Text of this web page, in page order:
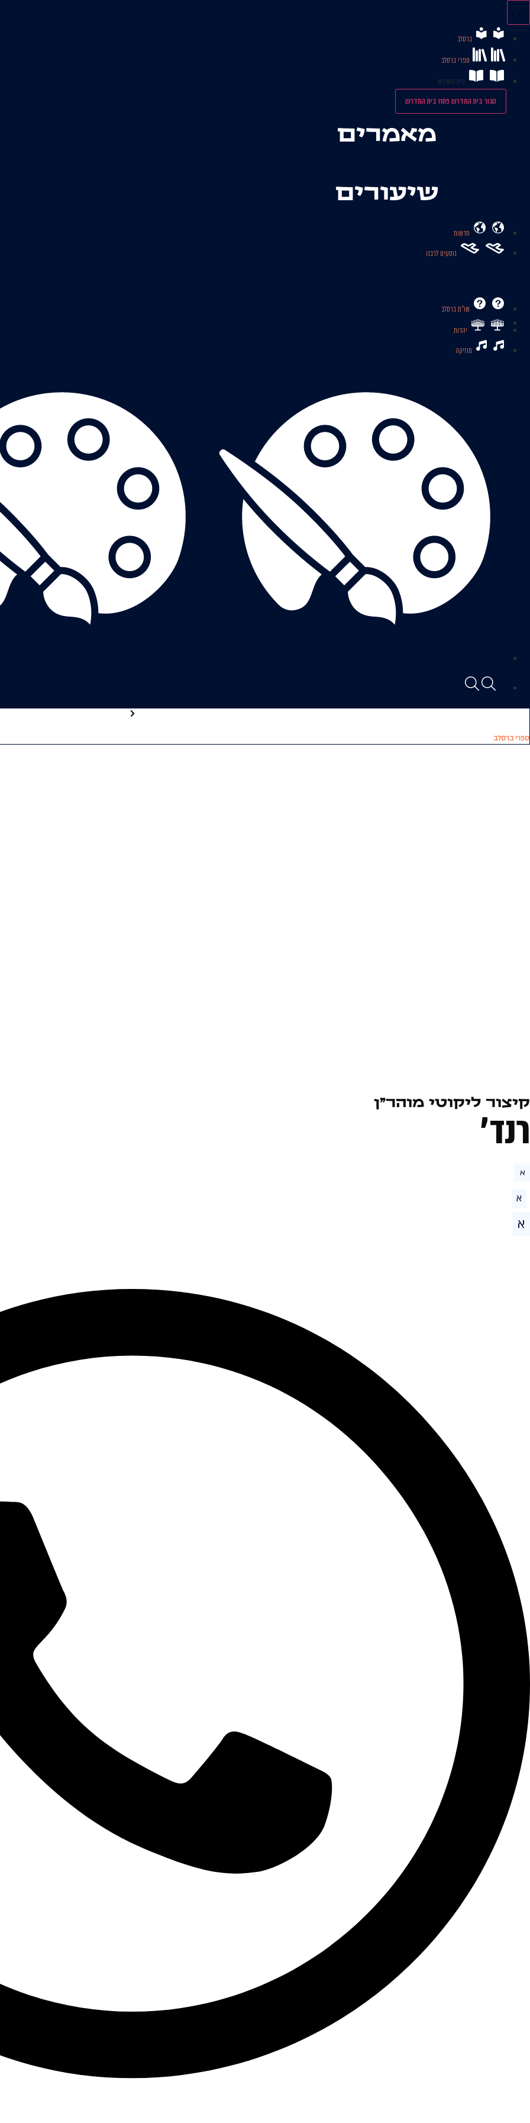
לתוכן
ברסלב
ספרי ברסלב
בית המדרש
סגור בית המדרשפתח בית המדרש
מאמרים
שיעורים
חדשות
נוסעים לרבנו
שו’’ת ברסלב
יהדות
מוזיקה
ספרי ברסלב
קיצור ליקוטי מוהר״ן
רנד׳
א
א
א